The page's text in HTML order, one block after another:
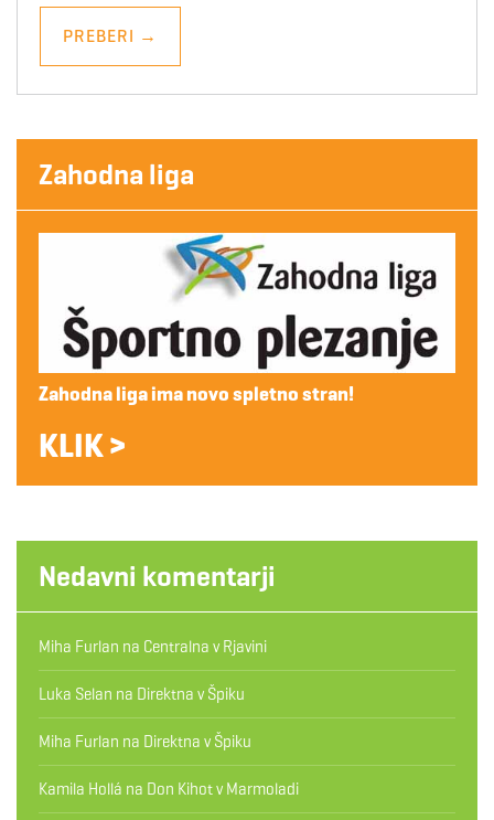
PREBERI →
Zahodna liga
Zahodna liga ima novo spletno stran!
KLIK >
Nedavni komentarji
Miha Furlan na Centralna v Rjavini
Luka Selan na Direktna v Špiku
Miha Furlan na Direktna v Špiku
Kamila Hollá na Don Kihot v Marmoladi